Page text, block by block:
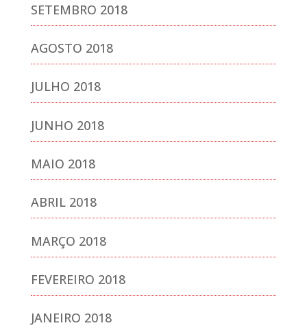
SETEMBRO 2018
AGOSTO 2018
JULHO 2018
JUNHO 2018
MAIO 2018
ABRIL 2018
MARÇO 2018
FEVEREIRO 2018
JANEIRO 2018